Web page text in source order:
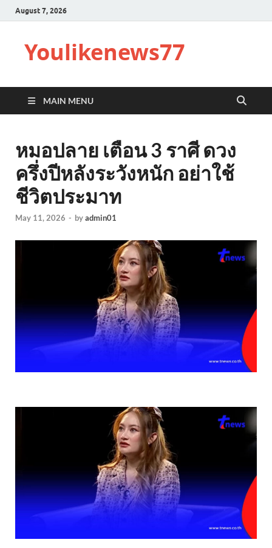
August 7, 2026
Youlikenews77
MAIN MENU
หมอปลาย เตือน 3 ราศี ดวง
ครึ่งปีหลังระวังหนัก อย่าใช้
ชีวิตประมาท
May 11, 2026 - byadmin01